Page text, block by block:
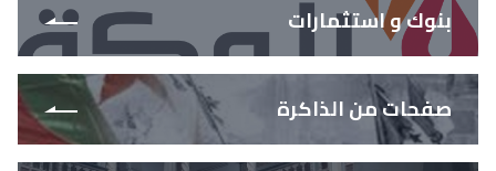
بنوك و استثمارات
صفحات من الذاكرة